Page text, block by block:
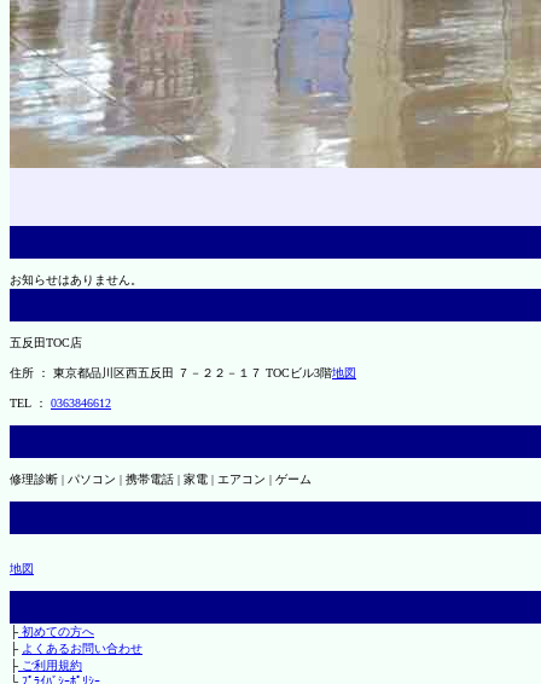
お知らせはありません。
五反田TOC店
住所 ： 東京都品川区西五反田 ７－２２－１７ TOCビル3階地図
TEL ： 0363846612
修理診断 | パソコン | 携帯電話 | 家電 | エアコン | ゲーム
地図
├初めての方へ
├ よくあるお問い合わせ
├ご利用規約
└ﾌﾟﾗｲﾊﾞｼｰﾎﾟﾘｼｰ